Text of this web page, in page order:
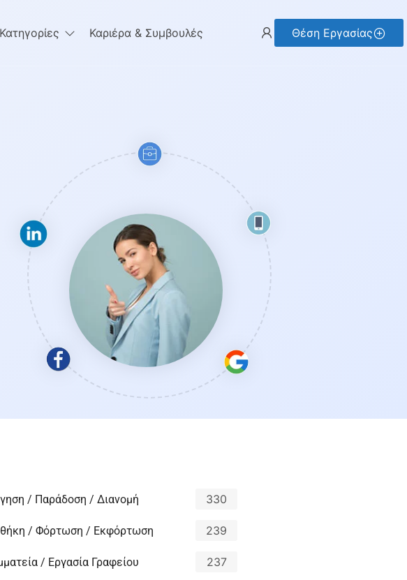
Κατηγορίες Καριέρα & Συμβουλές Θέση Εργασίας
/ Παράδοση / Διανομή 330
/ Φόρτωση / Εκφόρτωση 239
/ Εργασία Γραφείου 237